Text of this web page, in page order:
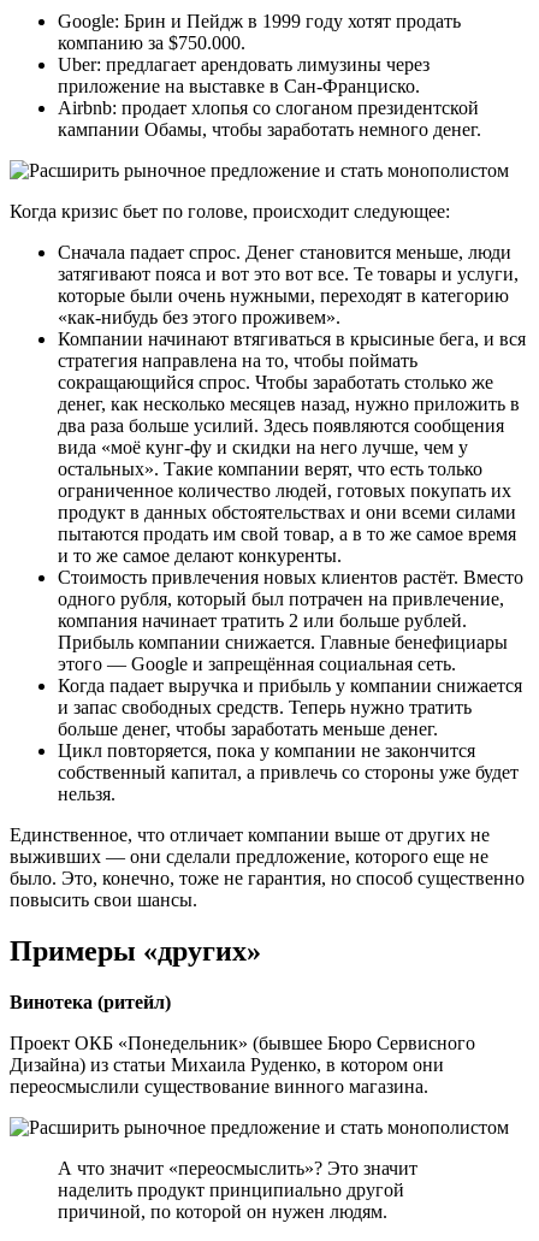
Google: Брин и Пейдж в 1999 году хотят продать
компанию за $750.000.
Uber: предлагает арендовать лимузины через
приложение на выставке в Сан-Франциско.
Airbnb: продает хлопья со слоганом президентской
кампании Обамы, чтобы заработать немного денег.
Когда кризис бьет по голове, происходит следующее:
Сначала падает спрос. Денег становится меньше, люди
затягивают пояса и вот это вот все. Те товары и услуги,
которые были очень нужными, переходят в категорию
«как-нибудь без этого проживем».
Компании начинают втягиваться в крысиные бега, и вся
стратегия направлена на то, чтобы поймать
сокращающийся спрос. Чтобы заработать столько же
денег, как несколько месяцев назад, нужно приложить в
два раза больше усилий. Здесь появляются сообщения
вида «моё кунг-фу и скидки на него лучше, чем у
остальных». Такие компании верят, что есть только
ограниченное количество людей, готовых покупать их
продукт в данных обстоятельствах и они всеми силами
пытаются продать им свой товар, а в то же самое время
и то же самое делают конкуренты.
Стоимость привлечения новых клиентов растёт. Вместо
одного рубля, который был потрачен на привлечение,
компания начинает тратить 2 или больше рублей.
Прибыль компании снижается. Главные бенефициары
этого — Google и запрещённая социальная сеть.
Когда падает выручка и прибыль у компании снижается
и запас свободных средств. Теперь нужно тратить
больше денег, чтобы заработать меньше денег.
Цикл повторяется, пока у компании не закончится
собственный капитал, а привлечь со стороны уже будет
нельзя.
Единственное, что отличает компании выше от других не
выживших — они сделали предложение, которого еще не
было. Это, конечно, тоже не гарантия, но способ существенно
повысить свои шансы.
Примеры «других»
Винотека (ритейл)
Проект ОКБ «Понедельник» (бывшее Бюро Сервисного
Дизайна) из статьи Михаила Руденко, в котором они
переосмыслили существование винного магазина.
А что значит «переосмыслить»? Это значит
наделить продукт принципиально другой
причиной, по которой он нужен людям.